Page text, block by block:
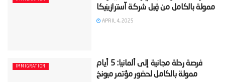
ممولة بالكامل من قِبل شركة آسترازينيكا‬
APRIL 4, 2025
IMMIGRATION
‫فرصة رحلة مجانية إلى ألمانيا: 5 أيام
ممولة بالكامل لحضور مؤتمر ميونخ‬